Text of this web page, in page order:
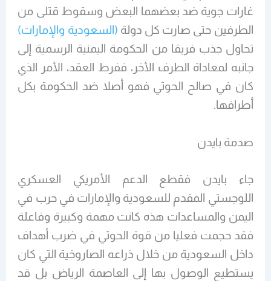
غارات جوية ضد بعضهما البعض وسقوط قتلى من
الطرفين حتى صارت كل دولة (السعودية والإمارات)
تحاول جذب فريقا من الحكومة اليمنية الرسمية إلى
جانبه لمعاداة الطرف الأخر، ففرط العقد، الأمر الذي
كان في صالح الحوثي فهو أصلا ضد الحكومة بكل
أطرافها.
صدمة بايدن
جاء بايدن فقطع الدعم الأمريكي العسكري
اللوجستي المقدم للسعودية والإمارات في حرب في
اليمن والمساعدات هذه كانت مهمة وكبيرة وفاعلة
فقد حجمت فعليا من قوة الحوثي في ضرب أهداف
داخل السعودية من خلال ذراعه الصاروخية التي كان
يستطيع الوصول بها إلى العاصمة الرياض بل قد